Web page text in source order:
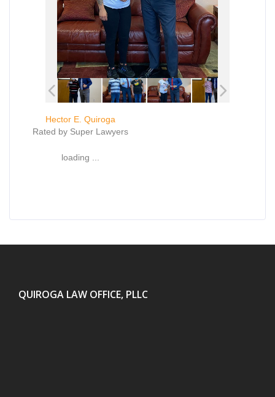
Hector E. Quiroga
Rated by Super Lawyers
loading ...
QUIROGA LAW OFFICE, PLLC